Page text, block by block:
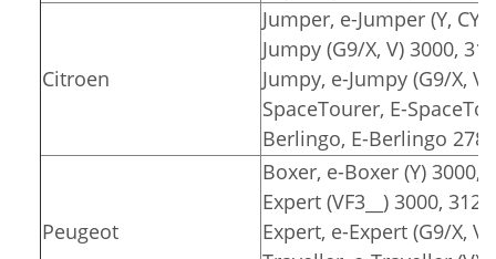
Citroen
Jumper, e-Jumper (Y,
Jumpy (G9/X, V) 3000,
Jumpy, e-Jumpy (G9/X,
SpaceTourer, E-
Berlingo, E-Berlingo
Peugeot
Boxer, e-Boxer (Y) 3000,
Expert (VF3__) 3000, 3122
Expert, e-Expert (G9/X,